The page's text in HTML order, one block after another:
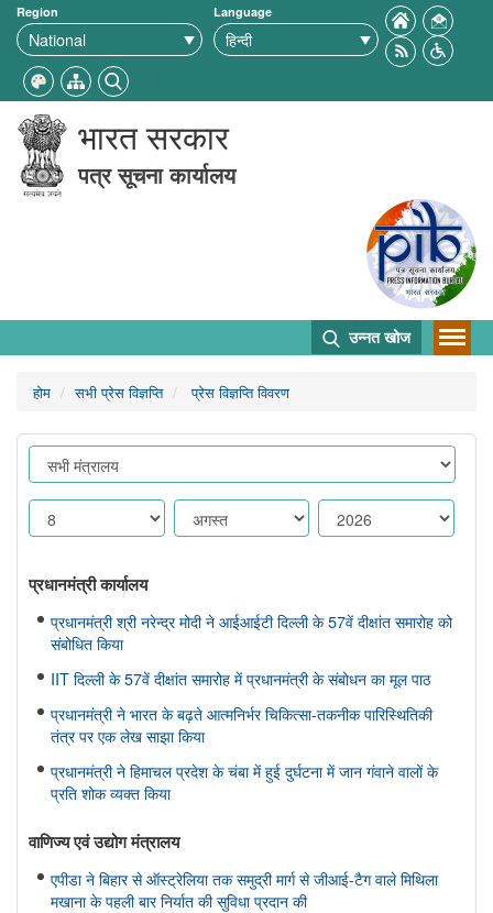
Region Language
भारत सरकार
पत्र सूचना कार्यालय
उन्नत खोज
होम सभी प्रेस विज्ञप्ति प्रेस विज्ञप्ति विवरण
प्रधानमंत्री कार्यालय
प्रधानमंत्री श्री नरेन्द्र मोदी ने आईआईटी दिल्ली के 57वें दीक्षांत समारोह को
संबोधित किया
IIT दिल्ली के 57वें दीक्षांत समारोह में प्रधानमंत्री के संबोधन का मूल पाठ
प्रधानमंत्री ने भारत के बढ़ते आत्मनिर्भर चिकित्सा-तकनीक पारिस्थितिकी
तंत्र पर एक लेख साझा किया
प्रधानमंत्री ने हिमाचल प्रदेश के चंबा में हुई दुर्घटना में जान गंवाने वालों के
प्रति शोक व्यक्त किया
वाणिज्‍य एवं उद्योग मंत्रालय
एपीडा ने बिहार से ऑस्ट्रेलिया तक समुद्री मार्ग से जीआई-टैग वाले मिथिला
मखाना के पहली बार निर्यात की सुविधा प्रदान की